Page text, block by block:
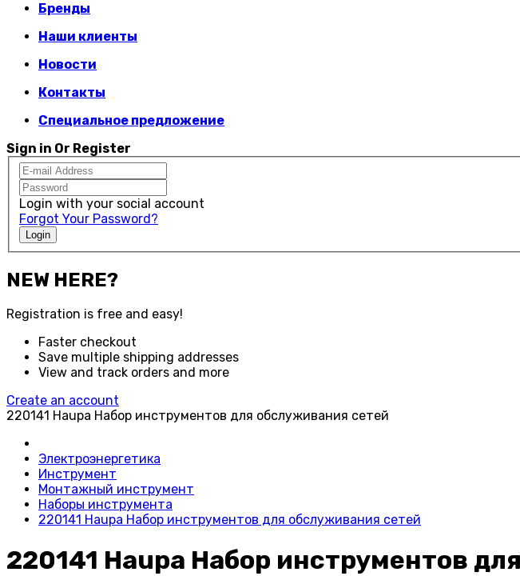
Бренды
Наши клиенты
Новости
Контакты
Специальное предложение
Sign in Or Register
Login with your social account
Forgot Your Password?
Login
NEW HERE?
Registration is free and easy!
Faster checkout
Save multiple shipping addresses
View and track orders and more
Create an account
220141 Haupa Набор инструментов для обслуживания сетей
Электроэнергетика
Инструмент
Монтажный инструмент
Наборы инструмента
220141 Haupa Набор инструментов для обслуживания сетей
220141 Haupa Набор инструментов